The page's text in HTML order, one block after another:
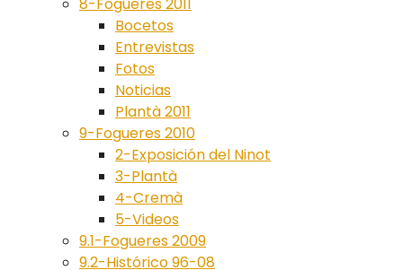
Bocetos
Entrevistas
Fotos
Noticias
Plantà 2011
9-Fogueres 2010
2-Exposición del Ninot
3-Plantà
4-Cremà
5-Videos
9.1-Fogueres 2009
9.2-Histórico 96-08